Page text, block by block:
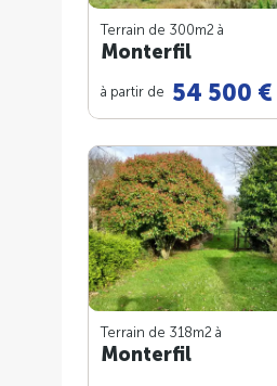
Terrain de 300m2 à
Monterfil
à partir de 54 500 €
Terrain de 318m2 à
Monterfil